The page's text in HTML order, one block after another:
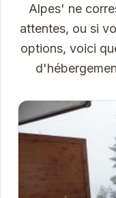
Alpes' ne
attentes, ou si
options, voici